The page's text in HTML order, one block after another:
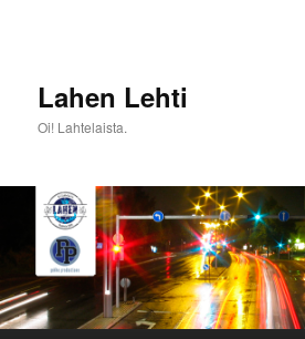
Lahen Lehti
Oi! Lahtelaista.